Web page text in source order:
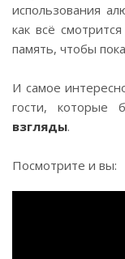
использования
как всё
память, чтобы
И самое
гости, которые
взгляды.
Посмотрите и вы: